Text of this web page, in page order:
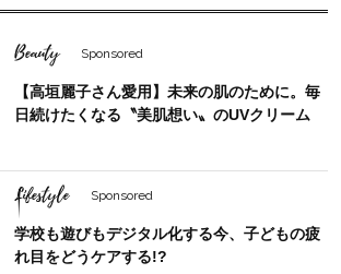
Beauty Sponsored
【高垣麗子さん愛用】未来の肌のために。毎
日続けたくなる〝美肌想い〟のUVクリーム
Lifestyle Sponsored
学校も遊びもデジタル化する今、子どもの疲
れ目をどうケアする!?